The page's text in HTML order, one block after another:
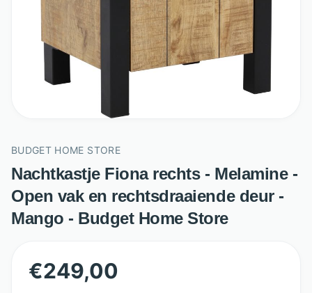
BUDGET HOME STORE
Nachtkastje Fiona rechts - Melamine -
Open vak en rechtsdraaiende deur -
Mango - Budget Home Store
€249,00